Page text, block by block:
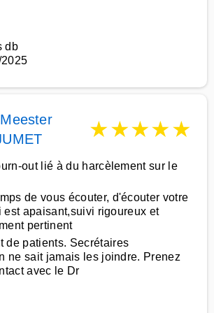
db
★★★★★
out lié à du harcèlement sur le
de vous écouter, d'écouter votre
est apaisant,suivi rigoureux et
pertinent
de patients. Secrétaires
ne sait jamais les joindre. Prenez
avec le Dr